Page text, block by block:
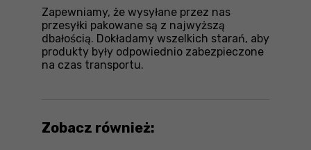
Zapewniamy, że wysyłane przez nas
przesyłki pakowane są z najwyższą
dbałością. Dokładamy wszelkich starań, aby
produkty były odpowiednio zabezpieczone
na czas transportu.
Zobacz również: